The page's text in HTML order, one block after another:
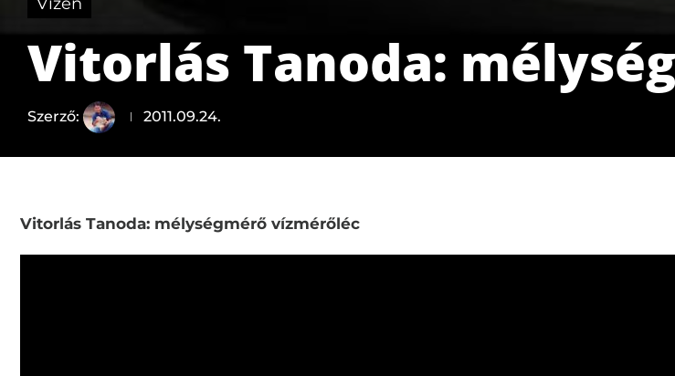
Vitorlás Tanoda:
Szerző: 2011.09.24.
Vitorlás Tanoda: mélységmérő vízmérőléc